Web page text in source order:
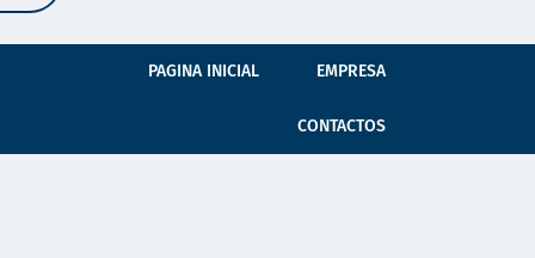
PAGINA INICIAL EMPRESA
CONTACTOS